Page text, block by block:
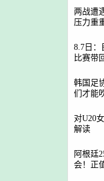
两战遭
压力重
8.7日：
比赛带
韩国足
们才能
对U20
解读
阿根廷
会！正